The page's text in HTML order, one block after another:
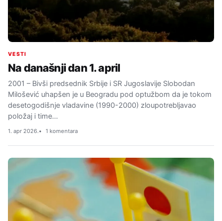
VESTI
Na današnji dan 1. april
2001 – Bivši predsednik Srbije i SR Jugoslavije Slobodan
Milošević uhapšen je u Beogradu pod optužbom da je tokom
desetogodišnje vladavine (1990-2000) zloupotrebljavao
položaj i time…
1. apr 2026. 1 komentara